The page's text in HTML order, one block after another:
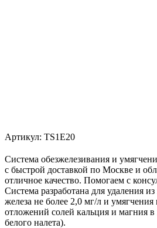
Артикул: TS1E20
Система обезжелезивания и
с быстрой доставкой по Москве и
отличное качество. Помогаем с
Система разработана для удаления
железа не более 2,0 мг/л и
отложений солей кальция и магния
белого налета).